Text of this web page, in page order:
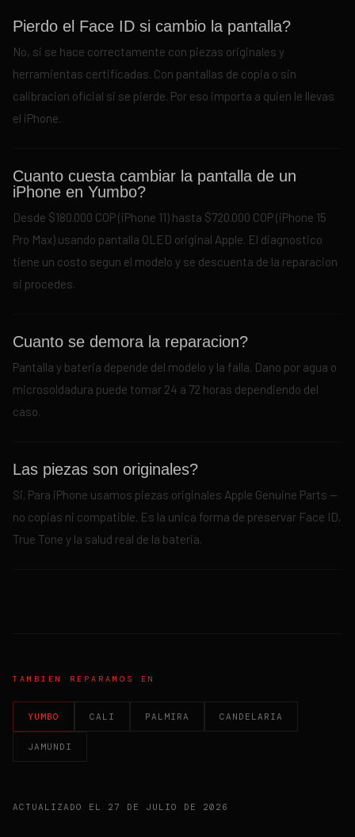
Pierdo el Face ID si cambio la pantalla?
No, si se hace correctamente con piezas originales y
herramientas certificadas. Con pantallas de copia o sin
calibracion oficial si se pierde. Por eso importa a quien le llevas
el iPhone.
Cuanto cuesta cambiar la pantalla de un
iPhone en Yumbo?
Desde $180.000 COP (iPhone 11) hasta $720.000 COP (iPhone 15
Pro Max) usando pantalla OLED original Apple. El diagnostico
tiene un costo segun el modelo y se descuenta de la reparacion
si procedes.
Cuanto se demora la reparacion?
Pantalla y bateria depende del modelo y la falla. Dano por agua o
microsoldadura puede tomar 24 a 72 horas dependiendo del
caso.
Las piezas son originales?
Si. Para iPhone usamos piezas originales Apple Genuine Parts —
no copias ni compatible. Es la unica forma de preservar Face ID,
True Tone y la salud real de la bateria.
TAMBIEN REPARAMOS EN
YUMBO CALI PALMIRA CANDELARIA
JAMUNDI
ACTUALIZADO EL 27 DE JULIO DE 2026